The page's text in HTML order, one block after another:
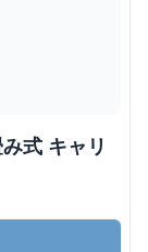
式 キャリ